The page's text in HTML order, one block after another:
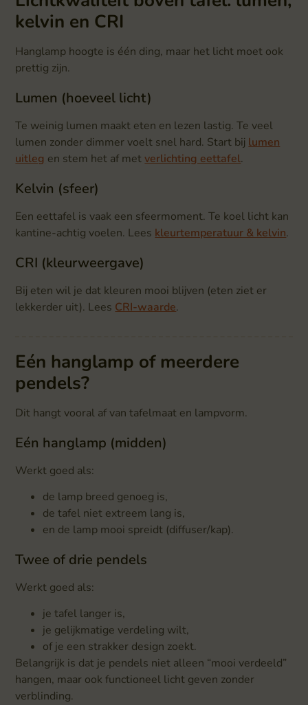
kelvin en CRI
Hanglamp hoogte is één ding, maar het licht moet ook
prettig zijn.
Lumen (hoeveel licht)
Te weinig lumen maakt eten en lezen lastig. Te veel
lumen zonder dimmer voelt snel hard. Start bij lumen
uitleg en stem het af metverlichting eettafel.
Kelvin (sfeer)
Een eettafel is vaak een sfeermoment. Te koel licht kan
kantine-achtig voelen. Lees kleurtemperatuur & kelvin.
CRI (kleurweergave)
Bij eten wil je dat kleuren mooi blijven (eten ziet er
lekkerder uit). Lees CRI-waarde.
Eén hanglamp of meerdere
pendels?
Dit hangt vooral af van tafelmaat en lampvorm.
Eén hanglamp (midden)
Werkt goed als:
de lamp breed genoeg is,
de tafel niet extreem lang is,
en de lamp mooi spreidt (diffuser/kap).
Twee of drie pendels
Werkt goed als:
je tafel langer is,
je gelijkmatige verdeling wilt,
of je een strakker design zoekt.
Belangrijk is dat je pendels niet alleen “mooi verdeeld”
hangen, maar ook functioneel licht geven zonder
verblinding.